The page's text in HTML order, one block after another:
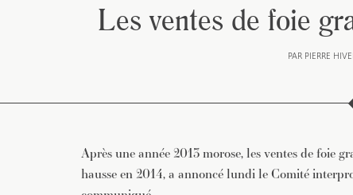
Les ventes de foie
PAR PIERRE
Après une année 2013 morose, les ventes de foie
hausse en 2014, a annoncé lundi le Comité